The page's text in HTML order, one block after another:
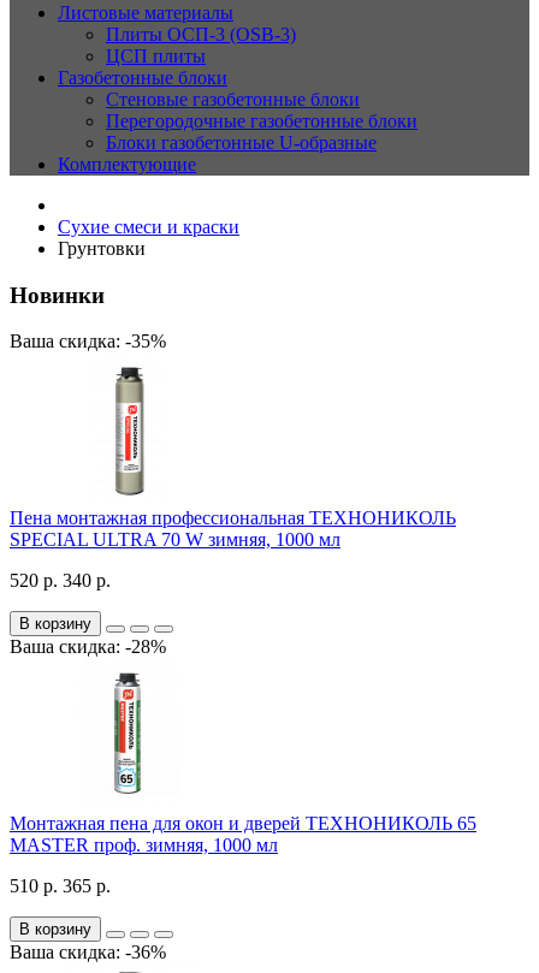
Листовые материалы
Плиты ОСП-3 (OSB-3)
ЦСП плиты
Газобетонные блоки
Стеновые газобетонные блоки
Перегородочные газобетонные блоки
Блоки газобетонные U-образные
Комплектующие
Сухие смеси и краски
Грунтовки
Новинки
Ваша скидка: -35%
Пена монтажная профессиональная ТЕХНОНИКОЛЬ
SPECIAL ULTRA 70 W зимняя, 1000 мл
520 р. 340 р.
В корзину
Ваша скидка: -28%
Монтажная пена для окон и дверей ТЕХНОНИКОЛЬ 65
MASTER проф. зимняя, 1000 мл
510 р. 365 р.
В корзину
Ваша скидка: -36%